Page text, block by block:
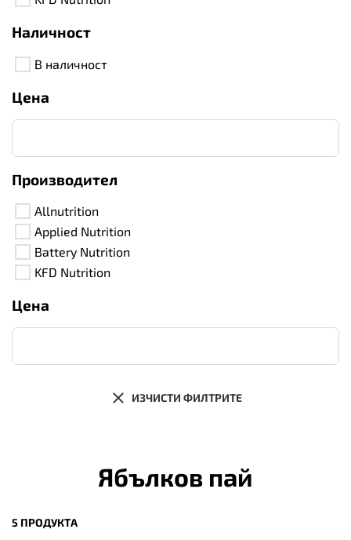
Наличност
В наличност
Цена
Производител
Allnutrition
Applied Nutrition
Battery Nutrition
KFD Nutrition
Цена
ИЗЧИСТИ ФИЛТРИТЕ
Ябълков пай
5 ПРОДУКТА